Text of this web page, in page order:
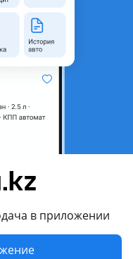
в приложении
(V35)
в наличии под заказ:
в нашем